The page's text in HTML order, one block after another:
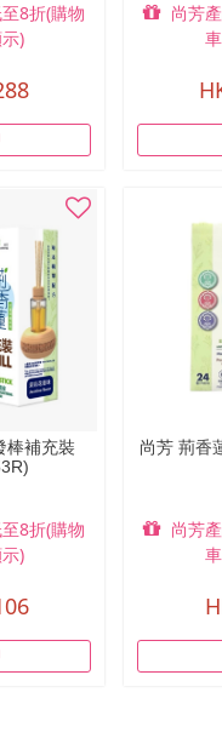
8折(購物
)
尚芳
棒補充裝
8折(購物
)
尚芳 荊香
尚芳